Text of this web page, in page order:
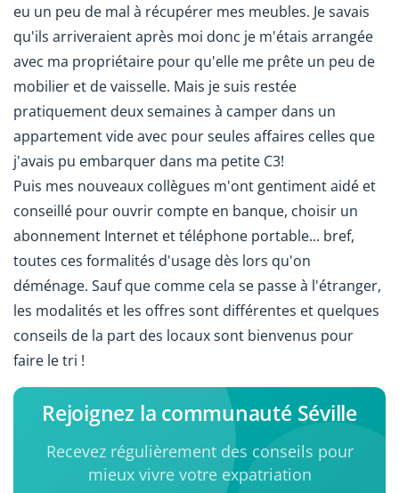
eu un peu de mal à récupérer mes meubles. Je savais
qu'ils arriveraient après moi donc je m'étais arrangée
avec ma propriétaire pour qu'elle me prête un peu de
mobilier et de vaisselle. Mais je suis restée
pratiquement deux semaines à camper dans un
appartement vide avec pour seules affaires celles que
j'avais pu embarquer dans ma petite C3!
Puis mes nouveaux collègues m'ont gentiment aidé et
conseillé pour ouvrir compte en banque, choisir un
abonnement Internet et téléphone portable... bref,
toutes ces formalités d'usage dès lors qu'on
déménage. Sauf que comme cela se passe à l'étranger,
les modalités et les offres sont différentes et quelques
conseils de la part des locaux sont bienvenus pour
faire le tri !
Rejoignez la communauté Séville
Recevez régulièrement des conseils pour
mieux vivre votre expatriation